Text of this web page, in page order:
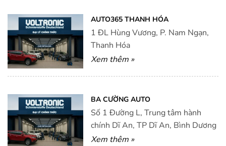
AUTO365 THANH HÓA
1 ĐL Hùng Vương, P. Nam Ngạn,
Thanh Hóa
Xem thêm »
BA CƯỜNG AUTO
Số 1 Đường L, Trung tâm hành
chính Dĩ An, TP Dĩ An, Bình Dương
Xem thêm »